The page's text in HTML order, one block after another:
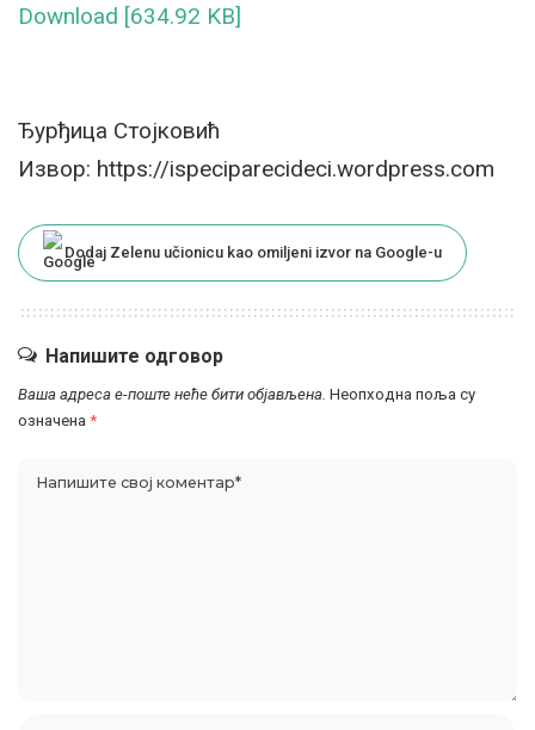
Download [634.92 KB]
Ђурђица Стојковић
Извор: https://ispeciparecideci.wordpress.com
Dodaj Zelenu učionicu kao omiljeni izvor na Google-u
Напишите одговор
Ваша адреса е-поште неће бити објављена. Неопходна поља су
означена *